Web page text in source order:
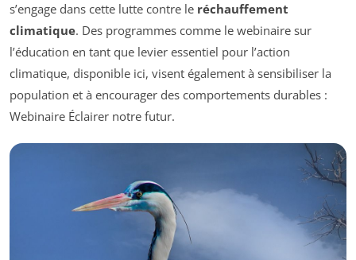
s’engage dans cette lutte contre le réchauffement
climatique. Des programmes comme le webinaire sur
l’éducation en tant que levier essentiel pour l’action
climatique, disponible ici, visent également à sensibiliser la
population et à encourager des comportements durables :
Webinaire Éclairer notre futur.